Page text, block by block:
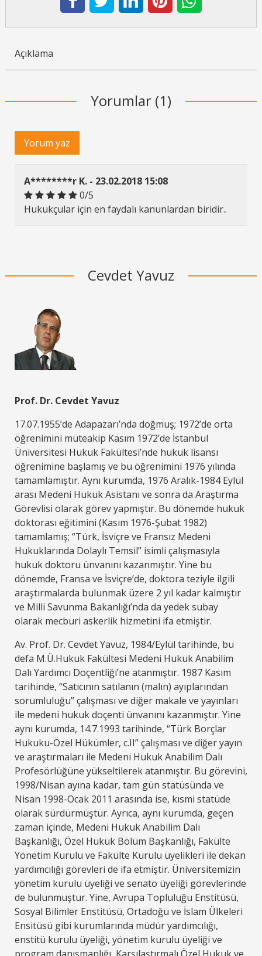
Açıklama
Yorumlar (1)
Yorum yaz
A********r K. - 23.02.2018 15:08
0/5
Hukukçular için en faydalı kanunlardan biridir..
Cevdet Yavuz
Prof. Dr. Cevdet Yavuz
17.07.1955’de Adapazarı’nda doğmuş; 1972’de orta
öğrenimini müteakip Kasım 1972’de İstanbul
Üniversitesi Hukuk Fakültesi’nde hukuk lisansı
öğrenimine başlamış ve bu öğrenimini 1976 yılında
tamamlamıştır. Aynı kurumda, 1976 Aralık-1984 Eylül
arası Medeni Hukuk Asistanı ve sonra da Araştırma
Görevlisi olarak görev yapmıştır. Bu dönemde hukuk
doktorası eğitimini (Kasım 1976-Şubat 1982)
tamamlamış; “Türk, İsviçre ve Fransız Medeni
Hukuklarında Dolaylı Temsil” isimli çalışmasıyla
hukuk doktoru ünvanını kazanmıştır. Yine bu
dönemde, Fransa ve İsviçre’de, doktora teziyle ilgili
araştırmalarda bulunmak üzere 2 yıl kadar kalmıştır
ve Milli Savunma Bakanlığı’nda da yedek subay
olarak mecburi askerlik hizmetini ifa etmiştir.
Av. Prof. Dr. Cevdet Yavuz, 1984/Eylül tarihinde, bu
defa M.Ü.Hukuk Fakültesi Medeni Hukuk Anabilim
Dalı Yardımcı Doçentliği’ne atanmıştır. 1987 Kasım
tarihinde, “Satıcının satılanın (malın) ayıplarından
sorumluluğu” çalışması ve diğer makale ve yayınları
ile medeni hukuk doçenti ünvanını kazanmıştır. Yine
aynı kurumda, 14.7.1993 tarihinde, “Türk Borçlar
Hukuku-Özel Hükümler, c.II” çalışması ve diğer yayın
ve araştırmaları ile Medeni Hukuk Anabilim Dalı
Profesörlüğüne yükseltilerek atanmıştır. Bu görevini,
1998/Nisan ayına kadar, tam gün statüsünda ve
Nisan 1998-Ocak 2011 arasında ise, kısmi statüde
olarak sürdürmüştür. Ayrıca, aynı kurumda, geçen
zaman içinde, Medeni Hukuk Anabilim Dalı
Başkanlığı, Özel Hukuk Bölüm Başkanlığı, Fakülte
Yönetim Kurulu ve Fakülte Kurulu üyelikleri ile dekan
yardımcılığı görevleri de ifa etmiştir. Üniversitemizin
yönetim kurulu üyeliği ve senato üyeliği görevlerinde
de bulunmuştur. Yine, Avrupa Topluluğu Enstitüsü,
Sosyal Bilimler Enstitüsü, Ortadoğu ve İslam Ülkeleri
Ensitüsü gibi kurumlarında müdür yardımcılığı,
enstitü kurulu üyeliği, yönetim kurulu üyeliği ve